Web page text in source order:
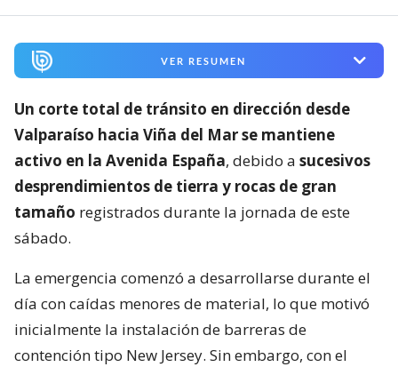
VER RESUMEN
Un corte total de tránsito en dirección desde
Valparaíso hacia Viña del Mar se mantiene
activo en la Avenida España, debido a sucesivos
desprendimientos de tierra y rocas de gran
tamaño registrados durante la jornada de este
sábado.
La emergencia comenzó a desarrollarse durante el
día con caídas menores de material, lo que motivó
inicialmente la instalación de barreras de
contención tipo New Jersey. Sin embargo, con el